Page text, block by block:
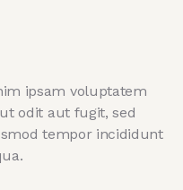
ipsam voluptatem
odit aut fugit, sed
tempor incididunt